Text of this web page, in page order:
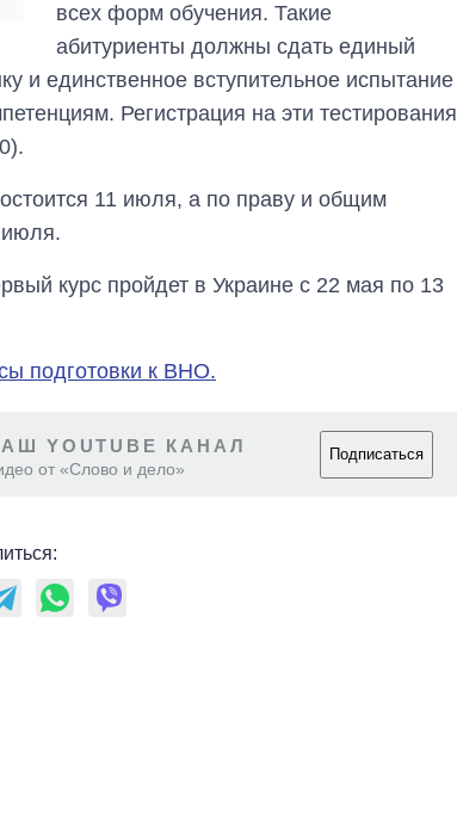
всех форм обучения. Такие
абитуриенты должны сдать единый
и единственное вступительное испытание
Регистрация на эти тестирования
11 июля, а по праву и общим
июля.
курс пройдет в Украине с 22 мая по 13
подготовки к ВНО.
YOUTUBE КАНАЛ
от «Слово и дело»
Подписаться